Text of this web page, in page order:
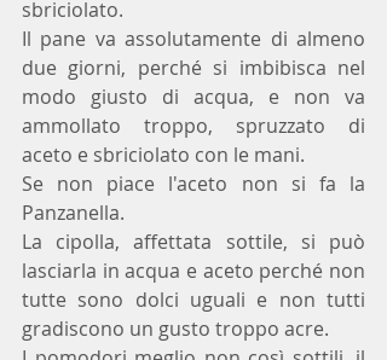
sbriciolato.
Il pane va assolutamente di almeno
due giorni, perché si imbibisca nel
modo giusto di acqua, e non va
ammollato troppo, spruzzato di
aceto e sbriciolato con le mani.
Se non piace l'aceto non si fa la
Panzanella.
La cipolla, affettata sottile, si può
lasciarla in acqua e aceto perché non
tutte sono dolci uguali e non tutti
gradiscono un gusto troppo acre.